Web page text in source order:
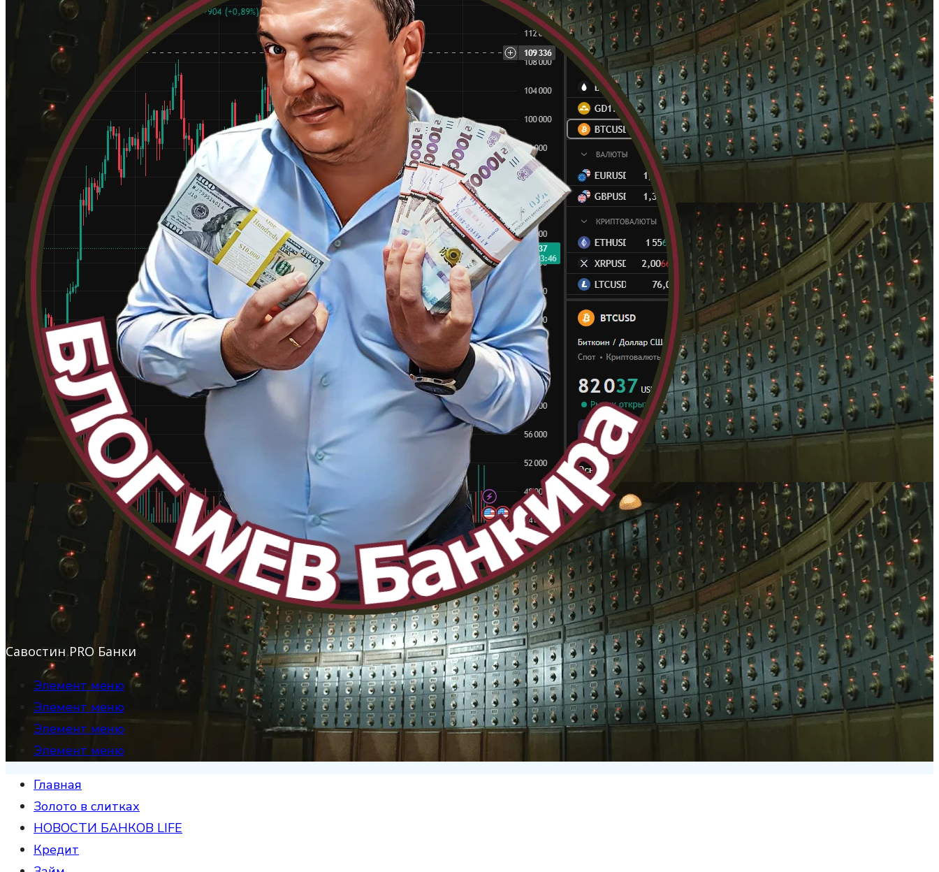
Савостин PRO Банки
Элемент меню
Элемент меню
Элемент меню
Элемент меню
Главная
Золото в слитках
НОВОСТИ БАНКОВ LIFE
Кредит